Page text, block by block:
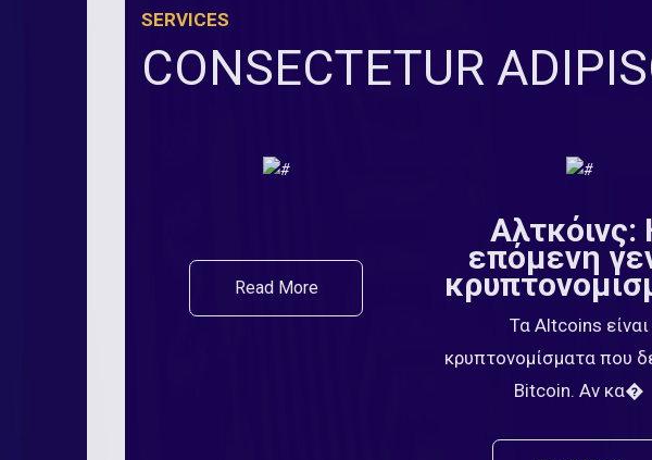
SERVICES
CONSECTETUR
Read More
Αλτκόινς:
επόμενη
Τα Altcoins είναι
κρυπτονομίσματα που
Bitcoin. Αν κα�